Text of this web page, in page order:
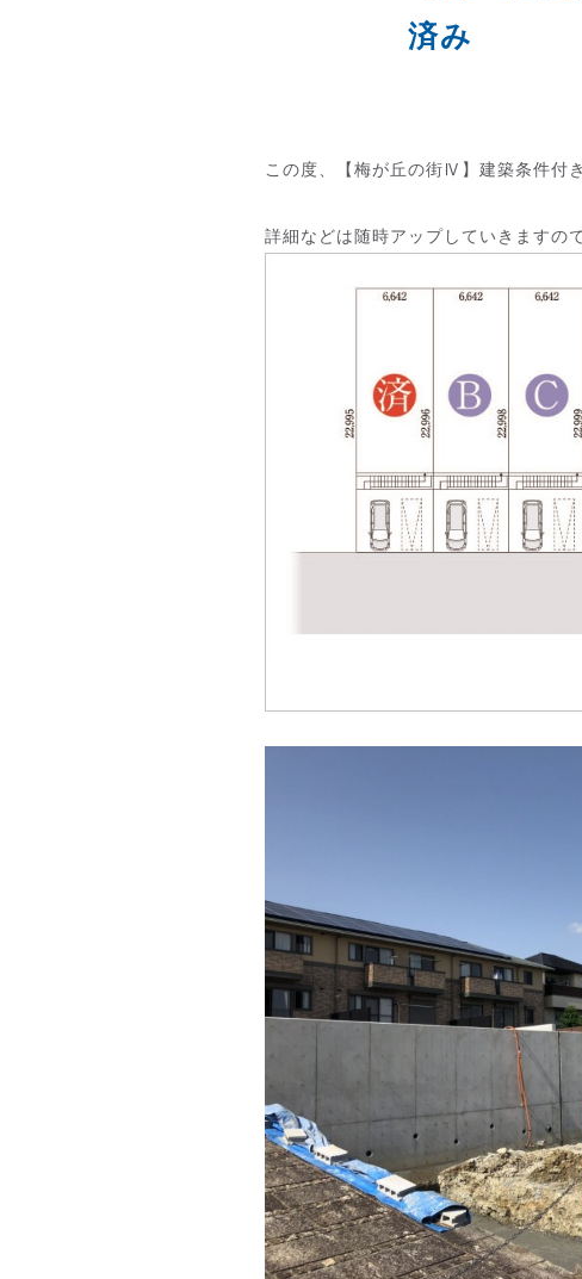
済み
この度、【梅が丘の街Ⅳ】建築条件付
詳細などは随時アップしていきますの